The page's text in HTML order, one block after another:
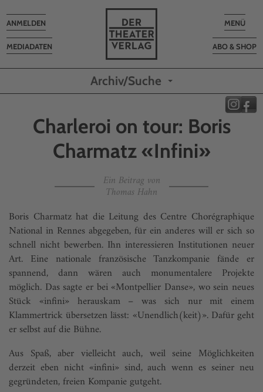
Toggle
MENÜ
ABO & SHOP
MEDIADATEN
Toggle
navigation
ANMELDEN
Archiv/Suche
Charleroi on tour: Boris
Charmatz «Infini»
Ein Beitrag von
Thomas Hahn
Boris Charmatz hat die Leitung des Centre Chorégraphique
National in Rennes abgegeben, für ein anderes will er sich so
schnell nicht bewerben. Ihn interessieren Institutionen neuer
Art. Eine nationale französische Tanzkompanie fände er
spannend, dann wären auch monumentalere Projekte
möglich. Das sagte er bei «Montpellier Danse», wo sein neues
Stück «infini» herauskam – was sich nur mit einem
Klammertrick übersetzen lässt: «Unendlich(keit)». Dafür geht
er selbst auf die Bühne.
Aus Spaß, aber vielleicht auch, weil seine Möglichkeiten
derzeit eben nicht «infini» sind, auch wenn es seiner neu
gegründeten, freien Kompanie gutgeht.